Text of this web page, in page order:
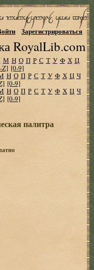
RoyalLib.com
Зарегистрироваться
М Н О П Р С Т У Ф Х Ц
Z] [0-9]
Н О П Р С Т У Ф Х Ц Ч
[0-9]
Н О П Р С Т У Ф Х Ц Ч
[0-9]
палитра